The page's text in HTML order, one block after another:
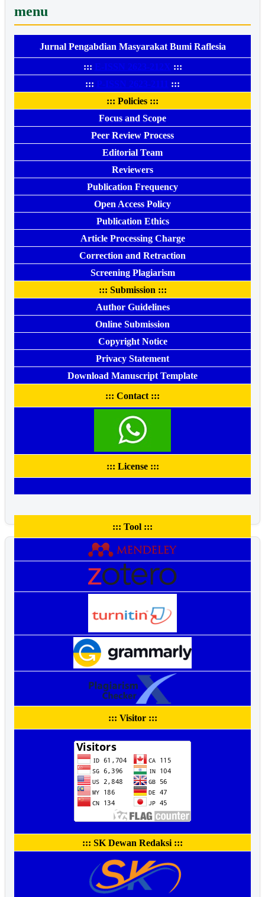
menu
Jurnal Pengabdian Masyarakat Bumi Raflesia
::: E-ISSN 2623-212X :::
::: P-ISSN 2623-2111 :::
::: Policies :::
Focus and Scope
Peer Review Process
Editorial Team
Reviewers
Publication Frequency
Open Access Policy
Publication Ethics
Article Processing Charge
Correction and Retraction
Screening Plagiarism
::: Submission :::
Author Guidelines
Online Submission
Copyright Notice
Privacy Statement
Download Manuscript Template
::: Contact :::
::: License :::
::: Tool :::
::: Visitor :::
::: SK Dewan Redaksi :::